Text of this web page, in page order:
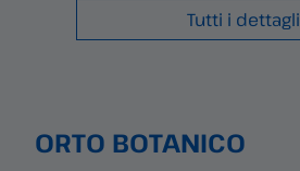
Tutti i dettagli
ORTO BOTANICO